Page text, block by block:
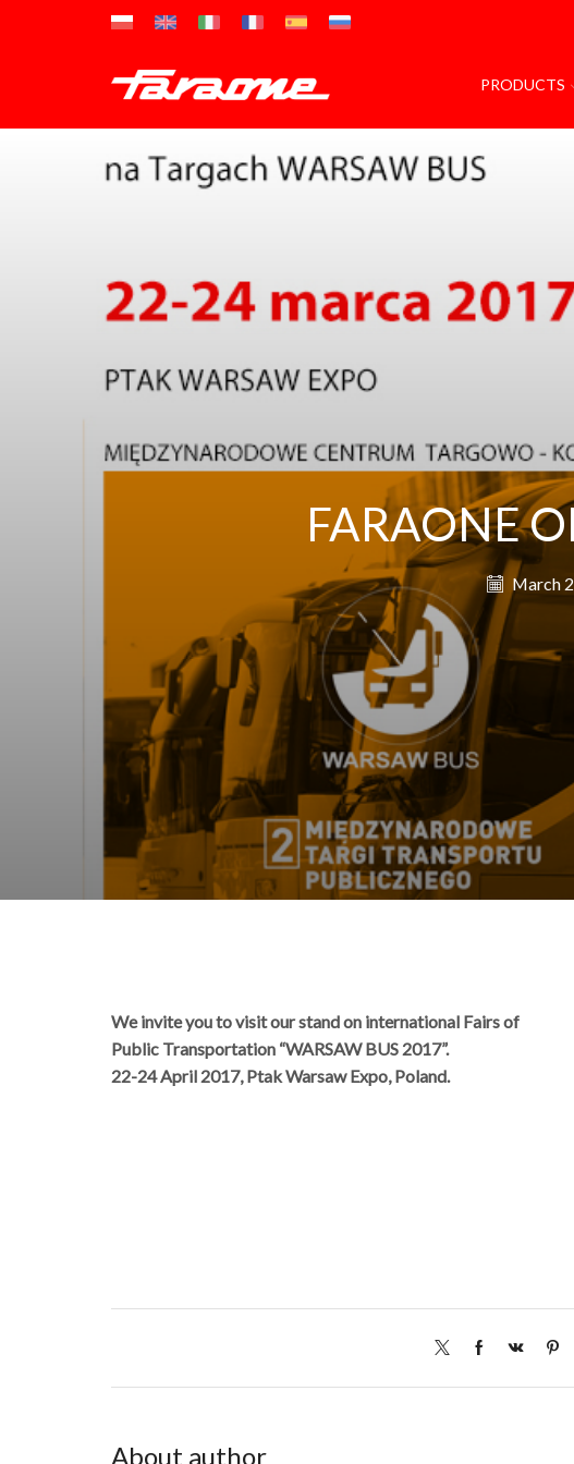
PRODUCTS
FARAONE
March
We invite you to visit our stand on international Fairs of
Public Transportation “WARSAW BUS 2017”.
22-24 April 2017, Ptak Warsaw Expo, Poland.
About author